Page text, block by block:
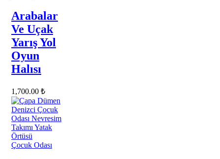
Arabalar
Ve Uçak
Yarış Yol
Oyun
Halısı
1,700.00 ₺
Çocuk Odası